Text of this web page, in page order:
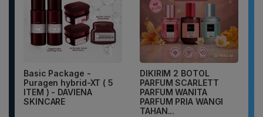
Basic Package -
Puragen hybrid-XT ( 5
ITEM ) - DAVIENA
SKINCARE
DIKIRIM 2 BOTOL
PARFUM SCARLETT
PARFUM WANITA
PARFUM PRIA WANGI
TAHAN...